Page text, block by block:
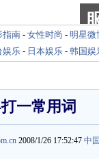
指南 - 女性时尚 - 明星微
娱乐 - 日本娱乐 - 韩国娱
一常用词
2008/1/26 17:52:47 中